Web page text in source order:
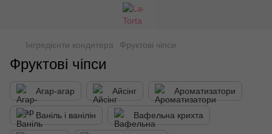
Інгредієнти кондитера Фруктові чіпси
Фруктові чіпси
Агар-агар Айсінг Ароматизатори
Ваніль і ванілін Вафельна крихта